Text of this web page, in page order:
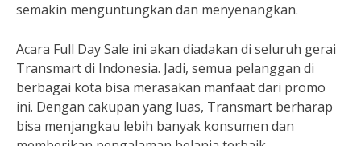
semakin menguntungkan dan menyenangkan.
Acara Full Day Sale ini akan diadakan di seluruh gerai
Transmart di Indonesia. Jadi, semua pelanggan di
berbagai kota bisa merasakan manfaat dari promo
ini. Dengan cakupan yang luas, Transmart berharap
bisa menjangkau lebih banyak konsumen dan